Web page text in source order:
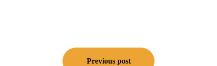
Previous post